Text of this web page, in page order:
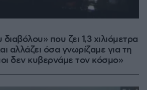
που ζει 1,3 χιλιόμετρα
αλλάζει όσα γνωρίζαμε για τη
δεν κυβερνάμε τον κόσμο»